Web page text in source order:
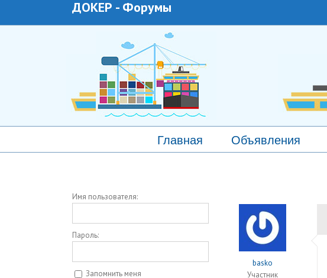
ДОКЕР - Форумы
Главная Объявления
basko
Участник
Имя пользователя:
Пароль:
Запомнить меня